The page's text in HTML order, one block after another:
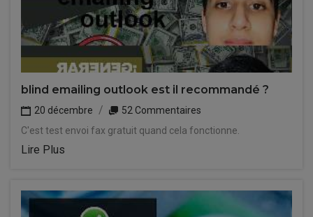
blind emailing outlook est il recommandé ?
20 décembre
52 Commentaires
C'est test envoi fax gratuit quand cela fonctionne.
Lire Plus